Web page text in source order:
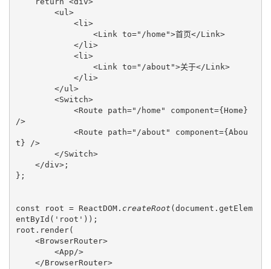
/>
t} />
};
const root = ReactDOM. createRoot (document.getElem
entById('root'));
root.render(